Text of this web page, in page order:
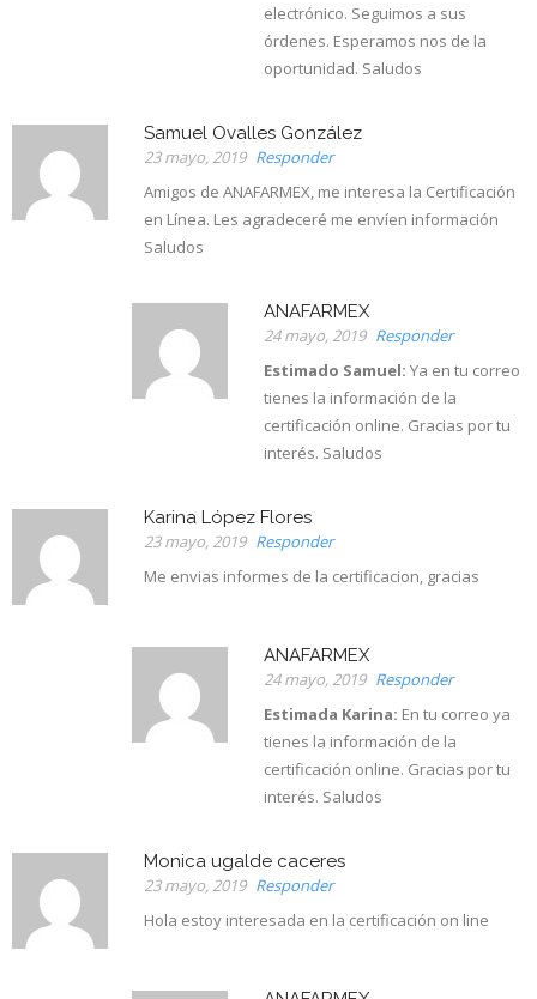
electrónico. Seguimos a sus
órdenes. Esperamos nos de la
oportunidad. Saludos
Samuel Ovalles González
23 mayo, 2019 Responder
Amigos de ANAFARMEX, me interesa la Certificación
en Línea. Les agradeceré me envíen información
Saludos
ANAFARMEX
24 mayo, 2019 Responder
Estimado Samuel: Ya en tu correo
tienes la información de la
certificación online. Gracias por tu
interés. Saludos
Karina López Flores
23 mayo, 2019 Responder
Me envias informes de la certificacion, gracias
ANAFARMEX
24 mayo, 2019 Responder
Estimada Karina: En tu correo ya
tienes la información de la
certificación online. Gracias por tu
interés. Saludos
Monica ugalde caceres
23 mayo, 2019 Responder
Hola estoy interesada en la certificación on line